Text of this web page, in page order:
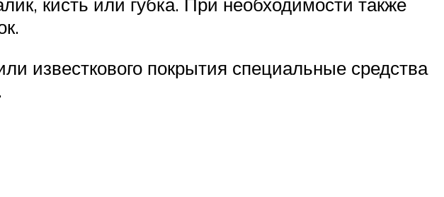
известкового покрытия специальные средства